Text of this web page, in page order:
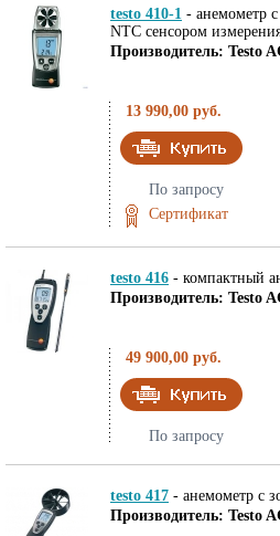
testo 410-1 - анемометр
NTC сенсором
Производитель: Testo
13 990,00 руб.
По запросу
Сертификат
testo 416 - компактный
Производитель: Testo
49 900,00 руб.
По запросу
testo 417 - анемометр с
Производитель: Testo